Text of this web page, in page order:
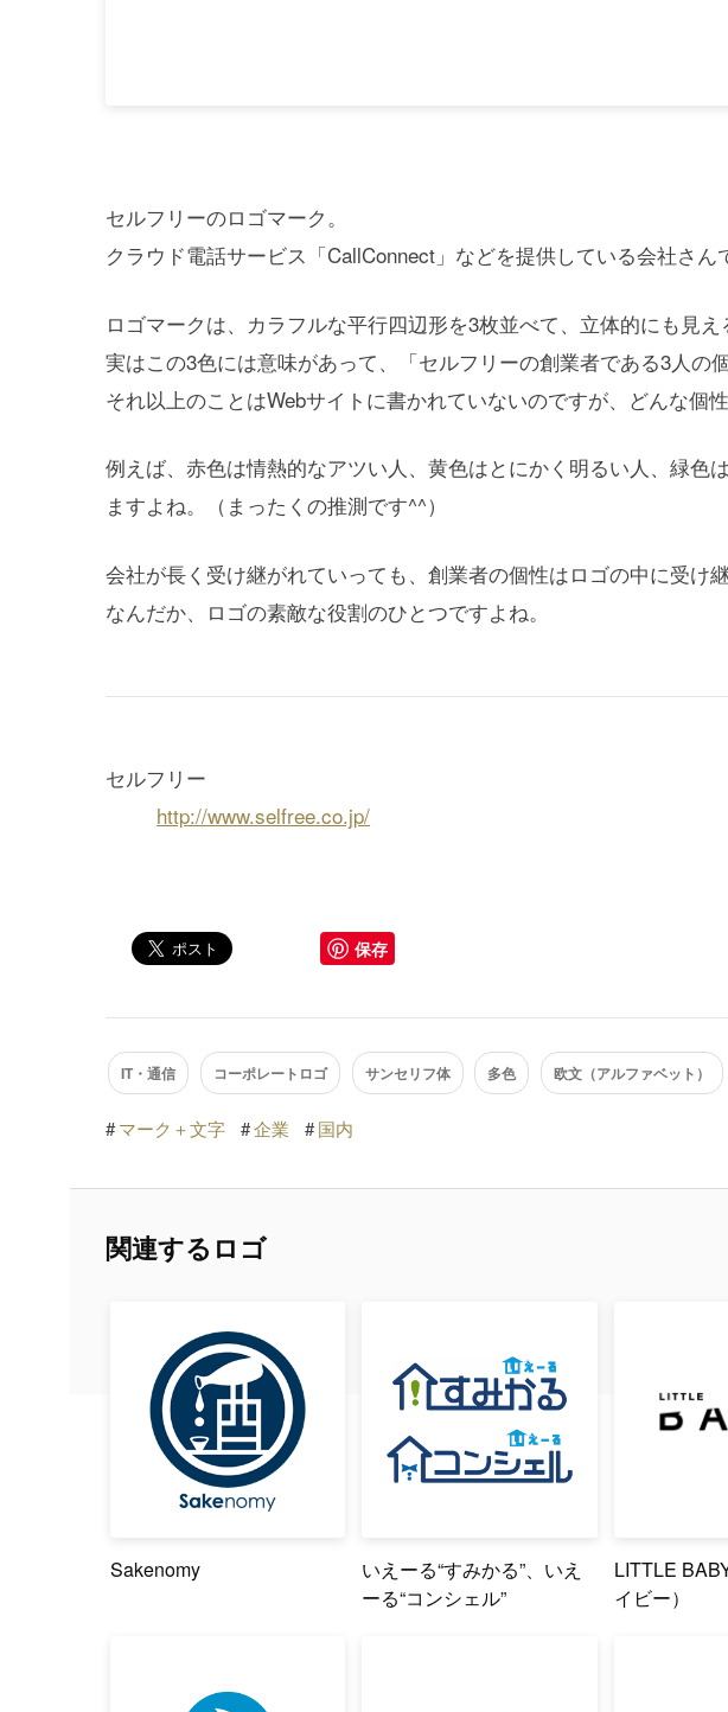
セルフリーのロゴマーク。
クラウド電話サービス「CallConnect」などを提供している会社さん
ロゴマークは、カラフルな平行四辺形を3枚並べて、立体的にも見え
実はこの3色には意味があって、「セルフリーの創業者である3人の
それ以上のことはWebサイトに書かれていないのですが、どんな個
例えば、赤色は情熱的なアツい人、黄色はとにかく明るい人、緑色
ますよね。（まったくの推測です^^）
会社が長く受け継がれていっても、創業者の個性はロゴの中に受け継
なんだか、ロゴの素敵な役割のひとつですよね。
セルフリー
http://www.selfree.co.jp/
保存
IT・通信 コーポレートロゴ サンセリフ体 多色 欧文（アルファベット）
# マーク＋文字 #企業 # 国内
関連するロゴ
Sakenomy
いえーる“すみかる”、いえ
ーる“コンシェル”
LITTLE
イビー）